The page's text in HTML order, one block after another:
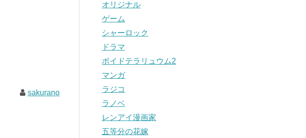
sakurano
オリジナル
ゲーム
シャーロック
ドラマ
ボイドテラリュウム2
マンガ
ラジコ
ラノベ
レンアイ漫画家
五等分の花嫁